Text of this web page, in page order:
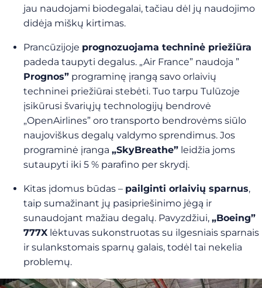
jau naudojami biodegalai, tačiau dėl jų naudojimo
didėja miškų kirtimas.
Prancūzijoje prognozuojama techninė priežiūra
padeda taupyti degalus. „Air France” naudoja ”
Prognos” programinę įrangą savo orlaivių
techninei priežiūrai stebėti. Tuo tarpu Tulūzoje
įsikūrusi švariųjų technologijų bendrovė
„OpenAirlines” oro transporto bendrovėms siūlo
naujoviškus degalų valdymo sprendimus. Jos
programinė įranga „SkyBreathe” leidžia joms
sutaupyti iki 5 % parafino per skrydį.
Kitas įdomus būdas – pailginti orlaivių sparnus,
taip sumažinant jų pasipriešinimo jėgą ir
sunaudojant mažiau degalų. Pavyzdžiui, „Boeing”
777X lėktuvas sukonstruotas su ilgesniais sparnais
ir sulankstomais sparnų galais, todėl tai nekelia
problemų.